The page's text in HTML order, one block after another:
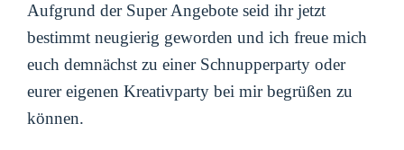
Aufgrund der Super Angebote seid ihr jetzt
bestimmt neugierig geworden und ich freue mich
euch demnächst zu einer Schnupperparty oder
eurer eigenen Kreativparty bei mir begrüßen zu
können.